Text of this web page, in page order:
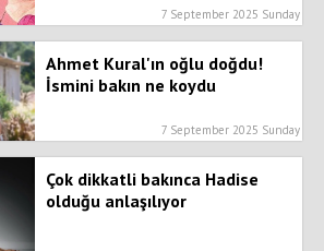
7 September 2025 Sunday
Ahmet Kural'ın oğlu doğdu!
İsmini bakın ne koydu
7 September 2025 Sunday
Çok dikkatli bakınca Hadise
olduğu anlaşılıyor